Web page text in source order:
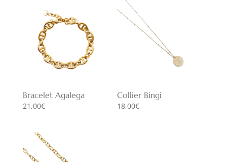
Bracelet Agalega
21,00€
Collier Bingi
18,00€